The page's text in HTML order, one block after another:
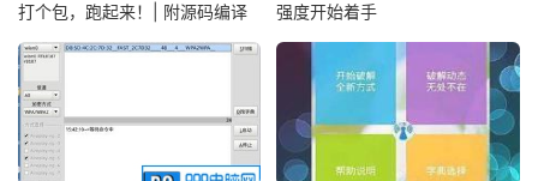
打个包，跑起来！| 附源码编译
强度开始着手